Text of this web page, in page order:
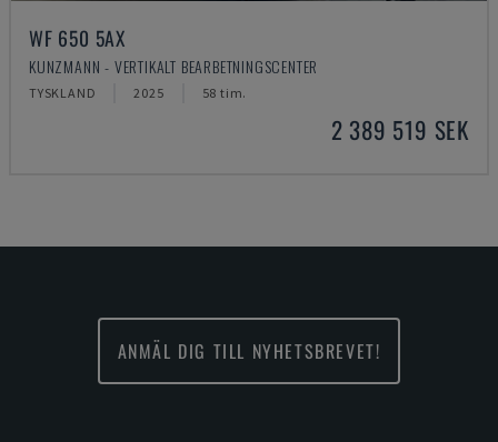
WF 650 5AX
KUNZMANN - VERTIKALT BEARBETNINGSCENTER
TYSKLAND 2025 58 tim.
2 389 519 SEK
ANMÄL DIG TILL NYHETSBREVET!